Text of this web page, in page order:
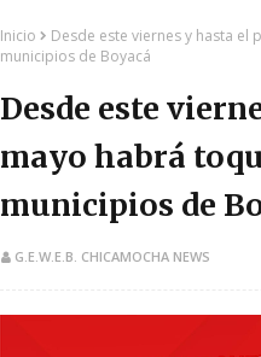
Inicio
Desde este viernes y hasta
municipios de Boyacá
Desde este
mayo habrá
municipios de
G.E.W.E.B. CHICAMOCHA NEWS